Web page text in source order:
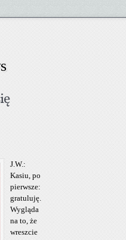
J.W.:
Kasiu, po
pierwsze:
gratuluję.
Wygląda
na to, że
wreszcie